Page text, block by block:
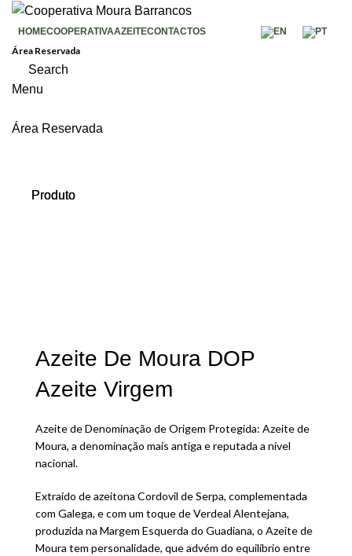
HOMECOOPERATIVAAZEITECONTACTOS
Área Reservada
Search
Menu
Área Reservada
Produto
Produto
Azeite De Moura DOP
Azeite Virgem
Azeite de Denominação de Origem Protegida: Azeite de
Moura, a denominação mais antiga e reputada a nível
nacional.
Extraído de azeitona Cordovil de Serpa, complementada
com Galega, e com um toque de Verdeal Alentejana,
produzida na Margem Esquerda do Guadiana, o Azeite de
Moura tem personalidade, que advém do equilíbrio entre